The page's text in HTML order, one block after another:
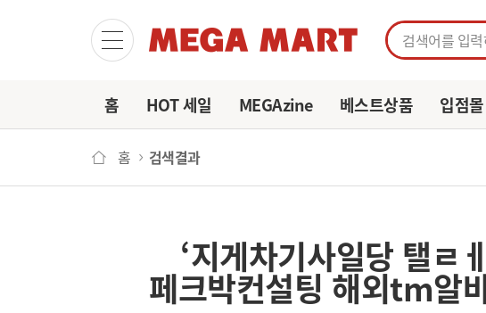
마이페이지주문/배송알림
홈 HOT 세일 MEGAzine 베스트상품 입점몰
홈 검색결과
‘지게차기사일당 탤ㄹ
페크박컨설팅 해외tm알